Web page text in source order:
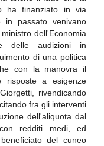
ha finanziato in via
in passato venivano
dell'Economia
delle audizioni in
di una politica
con la manovra il
risposte a esigenze
rivendicando
fra gli interventi
dell'aliquota dal
redditi medi, ed
del cuneo